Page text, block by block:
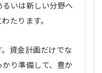
いは新しい分野へ
たります。
資金計画だけでな
り準備して、豊か